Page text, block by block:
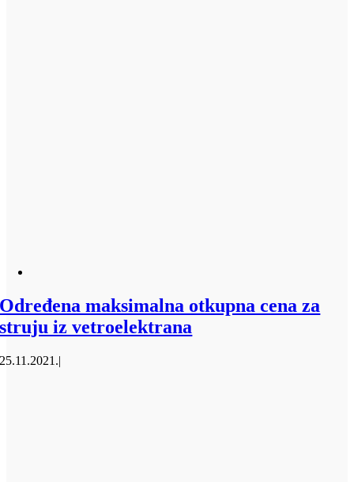
Određena maksimalna otkupna cena za
struju iz vetroelektrana
25.11.2021.|